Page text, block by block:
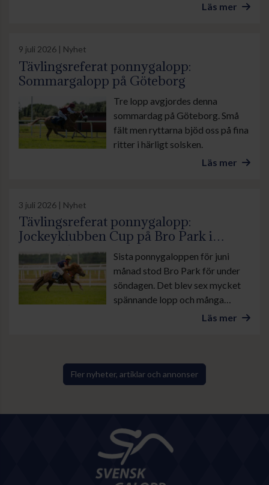
Läs mer
9 juli 2026 | Nyhet
Tävlingsreferat ponnygalopp:
Sommargalopp på Göteborg
Tre lopp avgjordes denna
sommardag på Göteborg. Små
fält men ryttarna bjöd oss på fina
ritter i härligt solsken.
Läs mer
3 juli 2026 | Nyhet
Tävlingsreferat ponnygalopp:
Jockeyklubben Cup på Bro Park i
sommarhettan
Sista ponnygaloppen för juni
månad stod Bro Park för under
söndagen. Det blev sex mycket
spännande lopp och många
mycket fint pyntade ponnyer.
Läs mer
Fler nyheter, artiklar och annonser